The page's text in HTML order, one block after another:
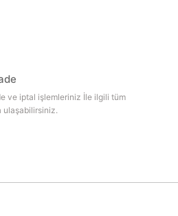
ve iptal işlemleriniz İle ilgili tüm
ulaşabilirsiniz.